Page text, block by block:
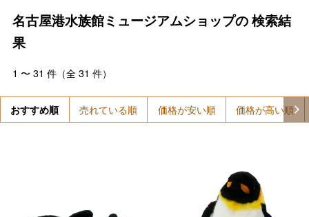
名古屋港水族館ミュージアムショップの検索結
果
1 〜 31 件（全 31 件）
おすすめ順 売れている順 価格が安い順 価格が高い順